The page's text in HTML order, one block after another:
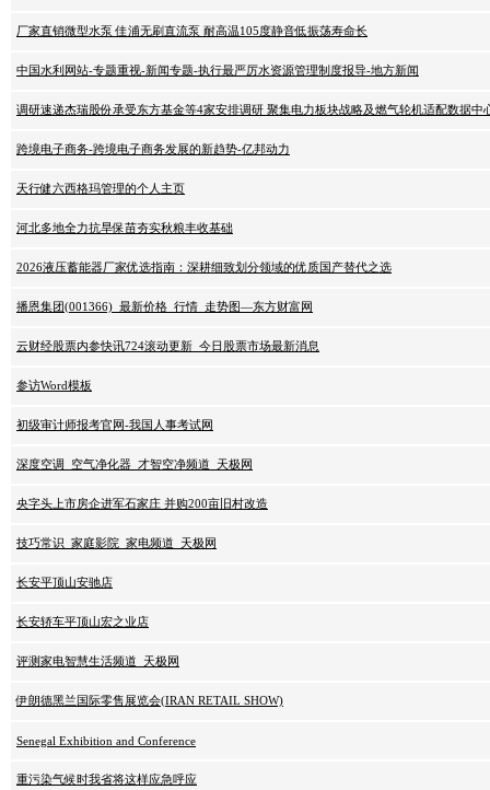
厂家直销微型水泵 佳浦无刷直流泵 耐高温105度静音低振荡寿命长
中国水利网站-专题重视-新闻专题-执行最严厉水资源管理制度报导-地方新闻
调研速递杰瑞股份承受东方基金等4家安排调研 聚集电力板块战略及燃气轮机适配数据中
跨境电子商务-跨境电子商务发展的新趋势-亿邦动力
天行健六西格玛管理的个人主页
河北多地全力抗旱保苗夯实秋粮丰收基础
2026液压蓄能器厂家优选指南：深耕细致划分领域的优质国产替代之选
播恩集团(001366)_最新价格_行情_走势图—东方财富网
云财经股票内参快讯724滚动更新_今日股票市场最新消息
参访Word模板
初级审计师报考官网-我国人事考试网
深度空调_空气净化器_才智空净频道_天极网
央字头上市房企进军石家庄 并购200亩旧村改造
技巧常识_家庭影院_家电频道_天极网
长安平顶山安驰店
长安轿车平顶山宏之业店
评测家电智慧生活频道_天极网
伊朗德黑兰国际零售展览会(IRAN RETAIL SHOW)
Senegal Exhibition and Conference
重污染气候时我省将这样应急呼应